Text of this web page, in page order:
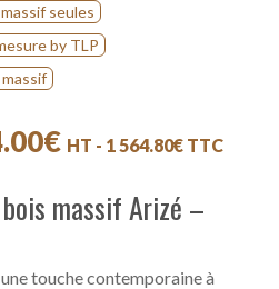
seules
by TLP
€ HT - 1 564.80€TTC
massif Arizé –
touche contemporaine à